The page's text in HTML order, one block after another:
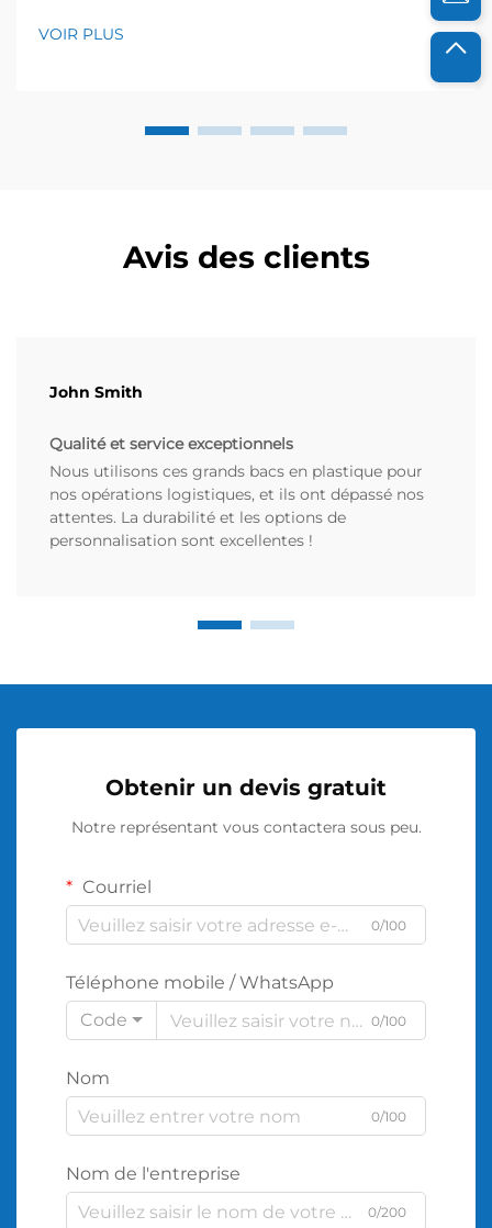
usines de production, et je connais personnellement
l'impact négatif du désordre causé par les outils mal
VOIR PLUS
Avis des clients
John Smith
Qualité et service exceptionnels
Nous utilisons ces grands bacs en plastique pour
nos opérations logistiques, et ils ont dépassé nos
attentes. La durabilité et les options de
personnalisation sont excellentes !
Obtenir un devis gratuit
Notre représentant vous contactera sous peu.
Courriel
0/100
Téléphone mobile / WhatsApp
Code
0/100
Nom
0/100
Nom de l'entreprise
0/200